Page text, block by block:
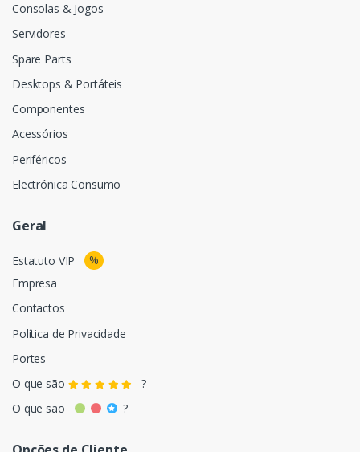
Consolas & Jogos
Servidores
Spare Parts
Desktops & Portáteis
Componentes
Acessórios
Periféricos
Electrónica Consumo
Geral
Estatuto VIP
%
Empresa
Contactos
Política de Privacidade
Portes
O que são
?
O que são
?